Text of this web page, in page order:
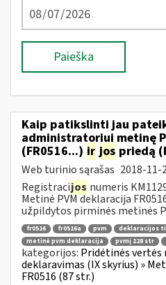
Paieška
Kaip patikslinti jau
administratoriui metinę
(FR0516...) ir jos priedą
Web turinio sąrašas 2018-11-
Registracijos numeris
Metinė PVM deklaracija
užpildytos pirminės metinės
fr0516 fr0516a pvm
deklaracijos
metinė pvm deklaracija
pvmį 128 str
kategorijos: Pridėtinės vertės
deklaravimas (IX skyrius) »
FR0516 (87 str.)